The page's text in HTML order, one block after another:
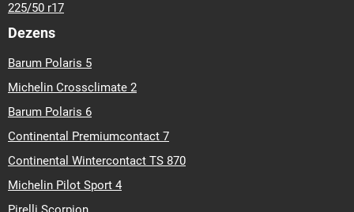
225/50 r17
Dezens
Barum Polaris 5
Michelin Crossclimate 2
Barum Polaris 6
Continental Premiumcontact 7
Continental Wintercontact TS 870
Michelin Pilot Sport 4